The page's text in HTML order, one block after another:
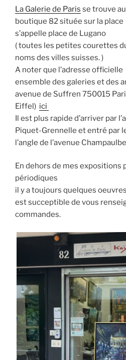
La Galerie de Paris se trouve au
boutique 82 située sur la
s’appelle place de Lugano
( toutes les petites courettes
noms des villes suisses. )
A noter que l’adresse
ensemble des galeries et des
avenue de Suffren 750015
Eiffel) ici
Il est plus rapide d’arriver par
Piquet-Grennelle et entré par
l’angle de l’avenue
En dehors de mes expositions
périodiques
il y a toujours quelques
est succeptible de vous
commandes.